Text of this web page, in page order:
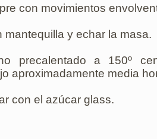
con movimientos
mantequilla y echar la masa.
precalentado a 150º
aproximadamente media
con el azúcar glass.